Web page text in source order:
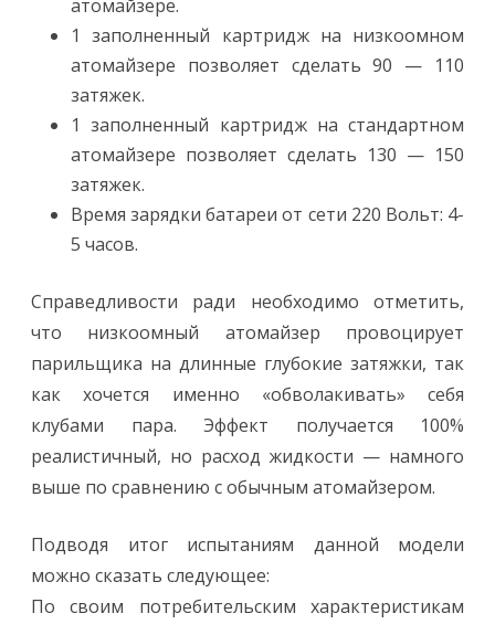
атомайзере.
1 заполненный картридж на низкоомном
атомайзере позволяет сделать 90 — 110
затяжек.
1 заполненный картридж на стандартном
атомайзере позволяет сделать 130 — 150
затяжек.
Время зарядки батареи от сети 220 Вольт: 4-
5 часов.
Справедливости ради необходимо отметить,
что низкоомный атомайзер провоцирует
парильщика на длинные глубокие затяжки, так
как хочется именно «обволакивать» себя
клубами пара. Эффект получается 100%
реалистичный, но расход жидкости — намного
выше по сравнению с обычным атомайзером.
Подводя итог испытаниям данной модели
можно сказать следующее:
По своим потребительским характеристикам